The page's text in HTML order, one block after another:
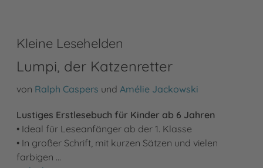
Kleine Lesehelden
Lumpi, der Katzenretter
von Ralph Caspers und Amélie Jackowski
Lustiges Erstlesebuch für Kinder ab 6 Jahren
• Ideal für Leseanfänger ab der 1. Klasse
• In großer Schrift, mit kurzen Sätzen und vielen
farbigen …